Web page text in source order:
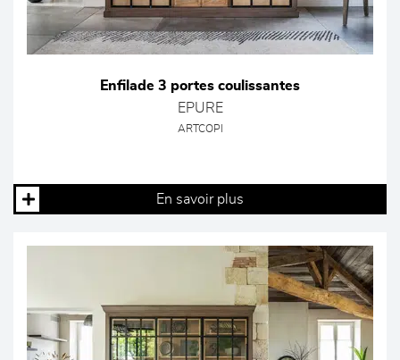
Enfilade 3 portes coulissantes
EPURE
ARTCOPI
En savoir plus